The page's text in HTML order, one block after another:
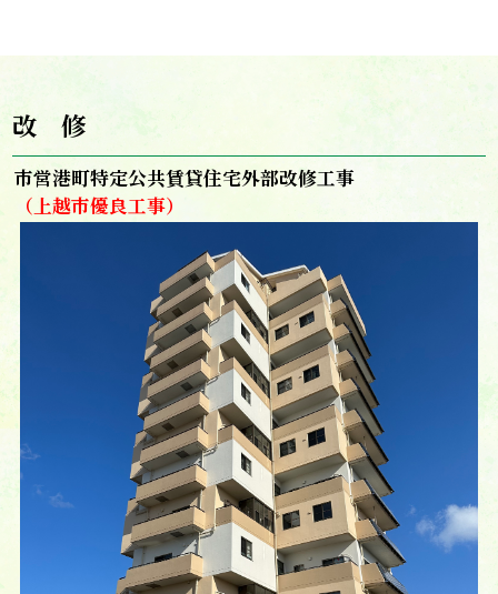
改 修
市営港町特定公共賃貸住宅外部改修工事
（上越市優良工事）